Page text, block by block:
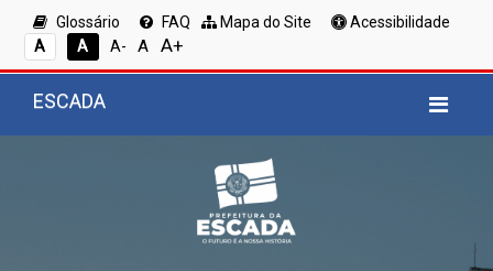
Glossário FAQ Mapa do Site
Acessibilidade
A
A A- A A+
ESCADA